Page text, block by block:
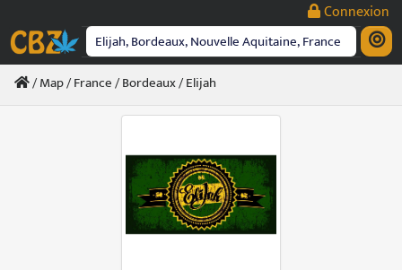
contenu
Connexion
/Map/France/Bordeaux/ Elijah